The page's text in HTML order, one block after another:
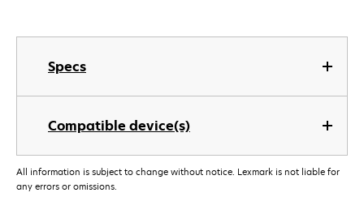
Specs
Compatible device(s)
All information is subject to change without notice. Lexmark is not liable for
any errors or omissions.